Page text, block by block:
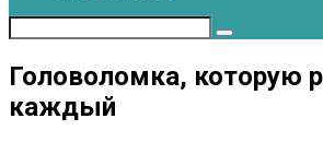
Головоломка, которую
каждый